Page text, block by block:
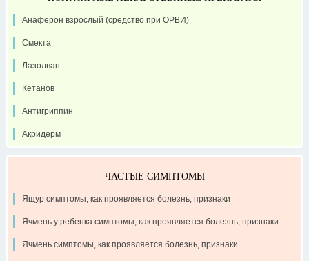
Анаферон взрослый (средство при ОРВИ)
Смекта
Лазолван
Кетанов
Антигриппин
Акридерм
ЧАСТЫЕ СИМПТОМЫ
Ящур симптомы, как проявляется болезнь, признаки
Ячмень у ребенка симптомы, как проявляется болезнь, признаки
Ячмень симптомы, как проявляется болезнь, признаки